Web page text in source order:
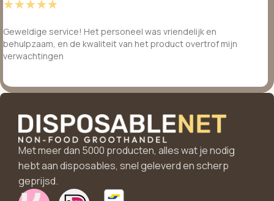
☆☆☆☆☆
Geweldige service! Het personeel was vriendelijk en
behulpzaam, en de kwaliteit van het product overtrof mijn
verwachtingen
Met meer dan 5000 producten, alles wat je nodig
hebt aan disposables, snel geleverd en scherp
geprijsd.